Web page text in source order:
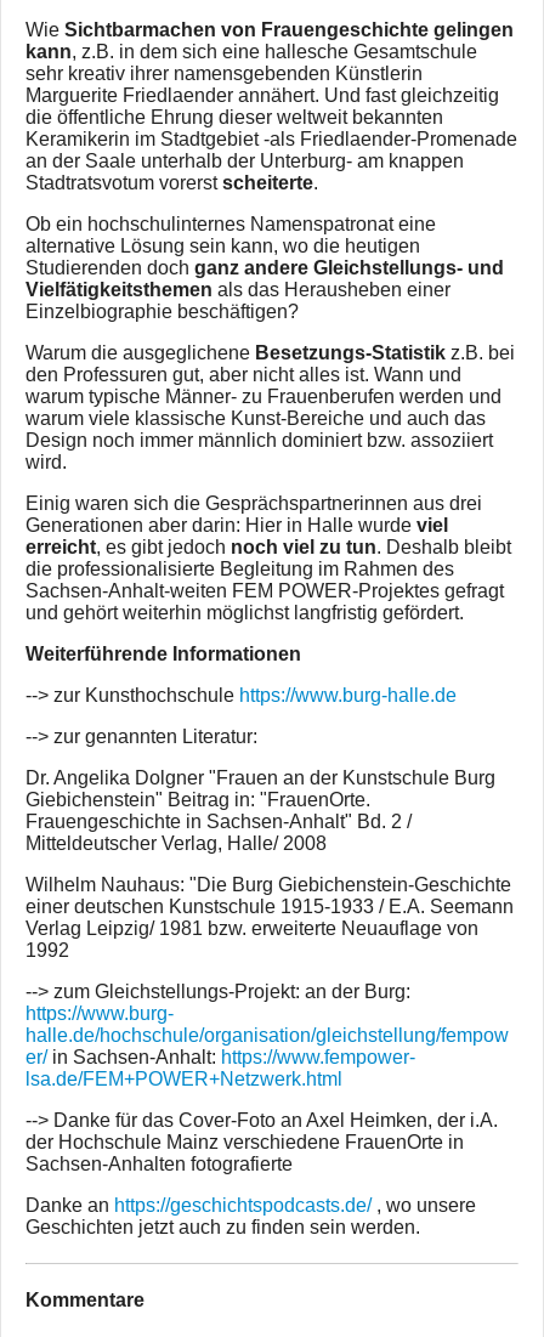
Wie Sichtbarmachen von Frauengeschichte gelingen
kann, z.B. in dem sich eine hallesche Gesamtschule
sehr kreativ ihrer namensgebenden Künstlerin
Marguerite Friedlaender annähert. Und fast gleichzeitig
die öffentliche Ehrung dieser weltweit bekannten
Keramikerin im Stadtgebiet -als Friedlaender-Promenade
an der Saale unterhalb der Unterburg- am knappen
Stadtratsvotum vorerstscheiterte.
Ob ein hochschulinternes Namenspatronat eine
alternative Lösung sein kann, wo die heutigen
Studierenden doch ganz andere Gleichstellungs- und
Vielfätigkeitsthemen als das Herausheben einer
Einzelbiographie beschäftigen?
Warum die ausgeglichene Besetzungs-Statistik z.B. bei
den Professuren gut, aber nicht alles ist. Wann und
warum typische Männer- zu Frauenberufen werden und
warum viele klassische Kunst-Bereiche und auch das
Design noch immer männlich dominiert bzw. assoziiert
wird.
Einig waren sich die Gesprächspartnerinnen aus drei
Generationen aber darin: Hier in Halle wurde viel
erreicht, es gibt jedoch noch viel zu tun. Deshalb bleibt
die professionalisierte Begleitung im Rahmen des
Sachsen-Anhalt-weiten FEM POWER-Projektes gefragt
und gehört weiterhin möglichst langfristig gefördert.
Weiterführende Informationen
--> zur Kunsthochschule https://www.burg-halle.de
--> zur genannten Literatur:
Dr. Angelika Dolgner "Frauen an der Kunstschule Burg
Giebichenstein" Beitrag in: "FrauenOrte.
Frauengeschichte in Sachsen-Anhalt" Bd. 2 /
Mitteldeutscher Verlag, Halle/ 2008
Wilhelm Nauhaus: "Die Burg Giebichenstein-Geschichte
einer deutschen Kunstschule 1915-1933 / E.A. Seemann
Verlag Leipzig/ 1981 bzw. erweiterte Neuauflage von
1992
--> zum Gleichstellungs-Projekt: an der Burg:
https://www.burg-
halle.de/hochschule/organisation/gleichstellung/fempow
er/in Sachsen-Anhalt: https://www.fempower-
lsa.de/FEM+POWER+Netzwerk.html
--> Danke für das Cover-Foto an Axel Heimken, der i.A.
der Hochschule Mainz verschiedene FrauenOrte in
Sachsen-Anhalten fotografierte
Danke an https://geschichtspodcasts.de/, wo unsere
Geschichten jetzt auch zu finden sein werden.
Kommentare